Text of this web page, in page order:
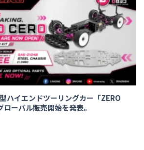
ハイエンドツーリングカー「ZERO
ローバル販売開始を発表。